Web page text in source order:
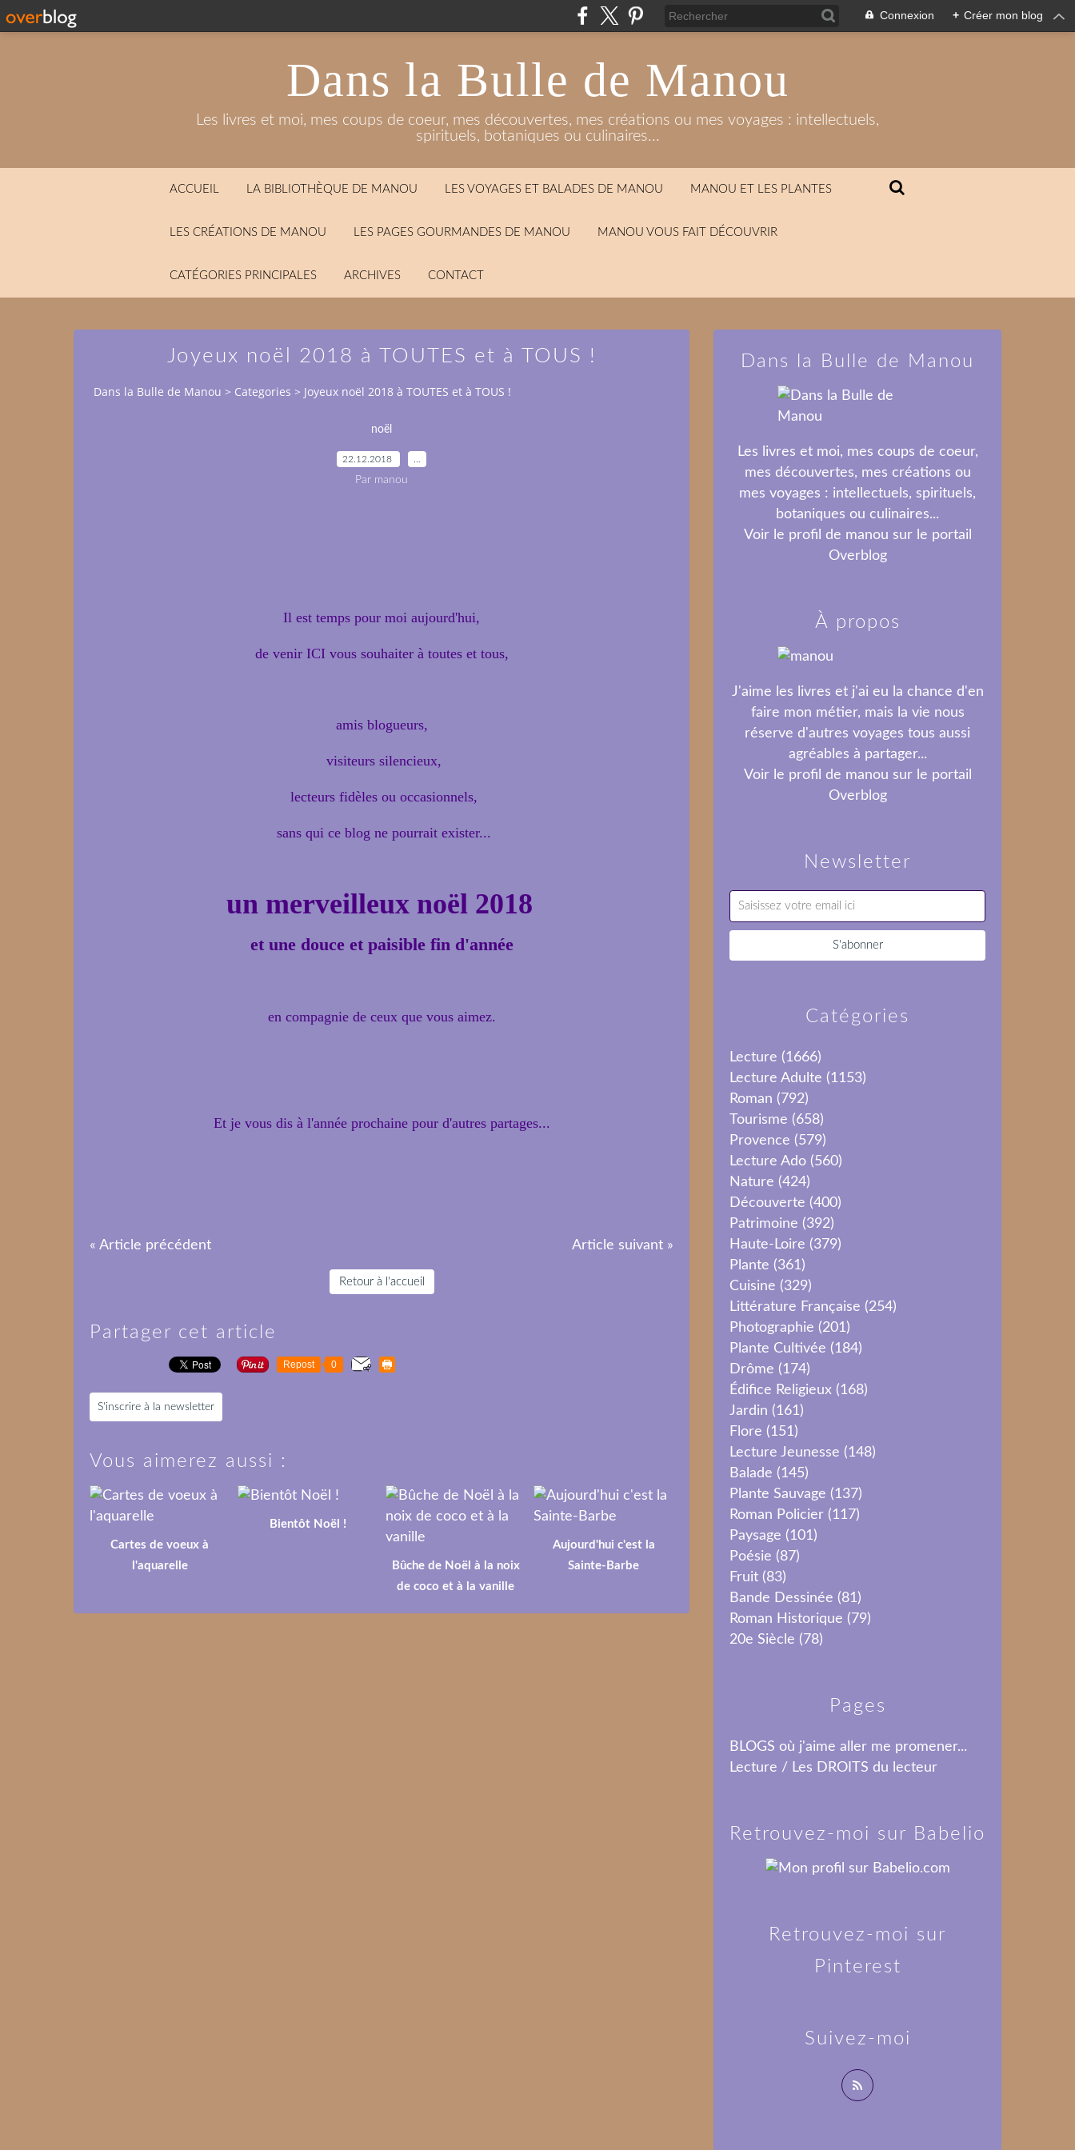
Connexion + Créer mon blog
Dans la Bulle de Manou
Les livres et moi, mes coups de coeur, mes découvertes, mes créations ou mes voyages : intellectuels,
spirituels, botaniques ou culinaires...
ACCUEIL LA BIBLIOTHÈQUE DE MANOU LES VOYAGES ET BALADES DE MANOU MANOU ET LES PLANTES
LES CRÉATIONS DE MANOU LES PAGES GOURMANDES DE MANOU MANOU VOUS FAIT DÉCOUVRIR
CATÉGORIES PRINCIPALES ARCHIVES CONTACT
Joyeux noël 2018 à TOUTES et à TOUS !
Dans la Bulle de Manou > Categories > Joyeux noël 2018 à TOUTES et à TOUS !
noël
22.12.2018
Par manou
Il est temps pour moi aujourd'hui,
de venir ICI vous souhaiter à toutes et tous,
amis blogueurs,
visiteurs silencieux,
lecteurs fidèles ou occasionnels,
sans qui ce blog ne pourrait exister...
un merveilleux noël 2018
et une douce et paisible fin d'année
en compagnie de ceux que vous aimez.
Et je vous dis à l'année prochaine pour d'autres partages...
« Article précédent Article suivant »
Retour à l'accueil
Partager cet article
Repost 0
S'inscrire à la newsletter
Vous aimerez aussi :
Cartes de voeux à
l'aquarelle
Bientôt Noël !
Bûche de Noël à la noix
de coco et à la vanille
Aujourd'hui c'est la
Sainte-Barbe
Newsletter
Catégories
Lecture (1666)
Lecture Adulte (1153)
Roman (792)
Tourisme (658)
Provence (579)
Lecture Ado (560)
Nature (424)
Découverte (400)
Patrimoine (392)
Haute-Loire (379)
Plante (361)
Cuisine (329)
Littérature Française (254)
Photographie (201)
Plante Cultivée (184)
Drôme (174)
Édifice Religieux (168)
Jardin (161)
Flore (151)
Lecture Jeunesse (148)
Balade (145)
Plante Sauvage (137)
Roman Policier (117)
Paysage (101)
Poésie (87)
Fruit (83)
Bande Dessinée (81)
Roman Historique (79)
20e Siècle (78)
Pages
BLOGS où j'aime aller me promener...
Lecture / Les DROITS du lecteur
Dans la Bulle de Manou
Les livres et moi, mes coups de coeur,
mes découvertes, mes créations ou
mes voyages : intellectuels, spirituels,
botaniques ou culinaires...
Voir le profil de manou sur le portail
Overblog
Suivez-moi
À propos
J'aime les livres et j'ai eu la chance d'en
faire mon métier, mais la vie nous
réserve d'autres voyages tous aussi
agréables à partager...
Voir le profil de manou sur le portail
Overblog
Retrouvez-moi sur Babelio
Retrouvez-moi sur
Pinterest